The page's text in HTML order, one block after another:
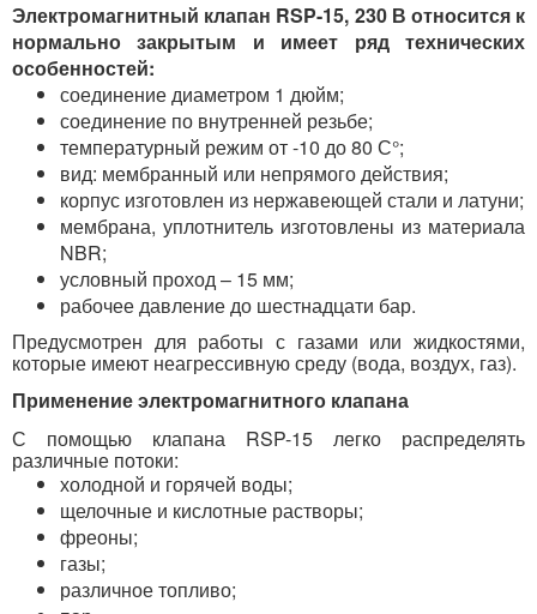
Электромагнитный клапан RSP-15, 230 В относится к
нормально закрытым и имеет ряд технических
особенностей:
соединение диаметром 1 дюйм;
соединение по внутренней резьбе;
температурный режим от -10 до 80 С°;
вид: мембранный или непрямого действия;
корпус изготовлен из нержавеющей стали и латуни;
мембрана, уплотнитель изготовлены из материала
NBR;
условный проход – 15 мм;
рабочее давление до шестнадцати бар.
Предусмотрен для работы с газами или жидкостями,
которые имеют неагрессивную среду (вода, воздух, газ).
Применение электромагнитного клапана
С помощью клапана RSP-15 легко распределять
различные потоки:
холодной и горячей воды;
щелочные и кислотные растворы;
фреоны;
газы;
различное топливо;